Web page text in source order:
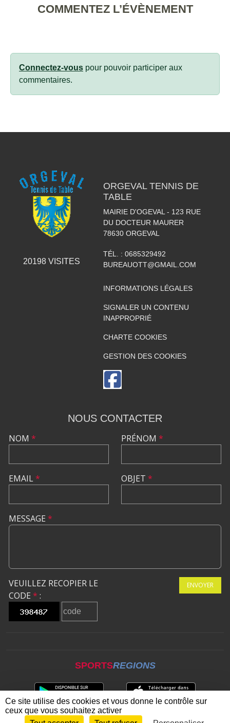
COMMENTEZ L’ÉVÈNEMENT
Connectez-vous pour pouvoir participer aux
commentaires.
20198VISITES
ORGEVAL TENNIS DE
TABLE
MAIRIE D'OGEVAL - 123 RUE
DU DOCTEUR MAURER
78630 ORGEVAL
TÉL. : 0685329492
BUREAUOTT@GMAIL.COM
INFORMATIONS LÉGALES
SIGNALER UN CONTENU
INAPPROPRIÉ
CHARTE COOKIES
GESTION DES COOKIES
NOUS CONTACTER
NOM *
EMAIL*
PRÉNOM *
OBJET *
MESSAGE *
VEUILLEZ RECOPIER LE
CODE * :
ENVOYER
SPORTSREGIONS
Ce site utilise des cookies et vous donne le contrôle sur
ceux que vous souhaitez activer